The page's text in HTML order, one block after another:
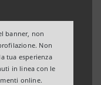
banner, non
Non
tua esperienza
in linea con le
online.
alle